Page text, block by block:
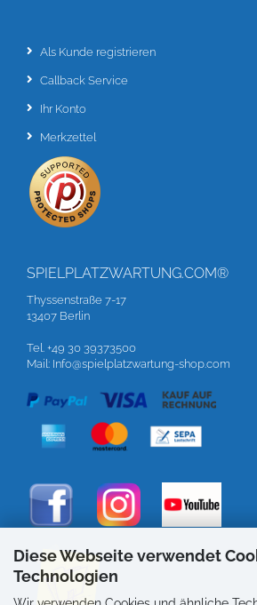
Diese Webseite verwendet
Technologien
Als Kunde registrieren
Callback Service
Ihr Konto
Merkzettel
SPIELPLATZWARTUNG.COM®
Thyssenstraße 7-17
13407 Berlin
Tel. +49 30 39373500
Mail: Info@spielplatzwartung-shop.com